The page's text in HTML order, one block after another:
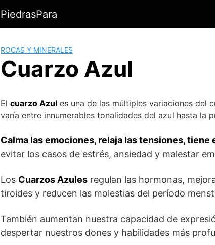
PiedrasPara
ROCAS Y MINERALES
Cuarzo Azul
El cuarzo Azul es una de las múltiples variaciones del
varía entre innumerables tonalidades del azul hasta la
Calma las emociones, relaja las tensiones,
evitar los casos de estrés, ansiedad y malestar
Los Cuarzos Azules regulan las hormonas,
tiroides y reducen las molestias del período
También aumentan nuestra capacidad de
despertar nuestros dones y habilidades más